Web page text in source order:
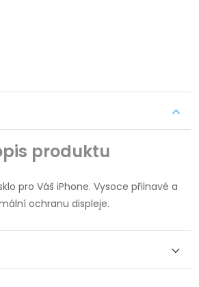
produktu
pro Váš iPhone. Vysoce přilnavé a
ochranu displeje.